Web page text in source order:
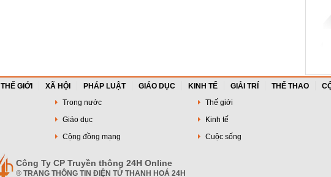
THẾ GIỚI XÃ HỘI PHÁP LUẬT GIÁO DỤC KINH TẾ GIẢI TRÍ THỂ THAO
Trong nước Thế giới
Giáo dục Kinh tế
Cộng đồng mạng Cuộc sống
Công Ty CP Truyền thông 24H Online
® TRANG THÔNG TIN ĐIỆN TỬ THANH HOÁ 24H